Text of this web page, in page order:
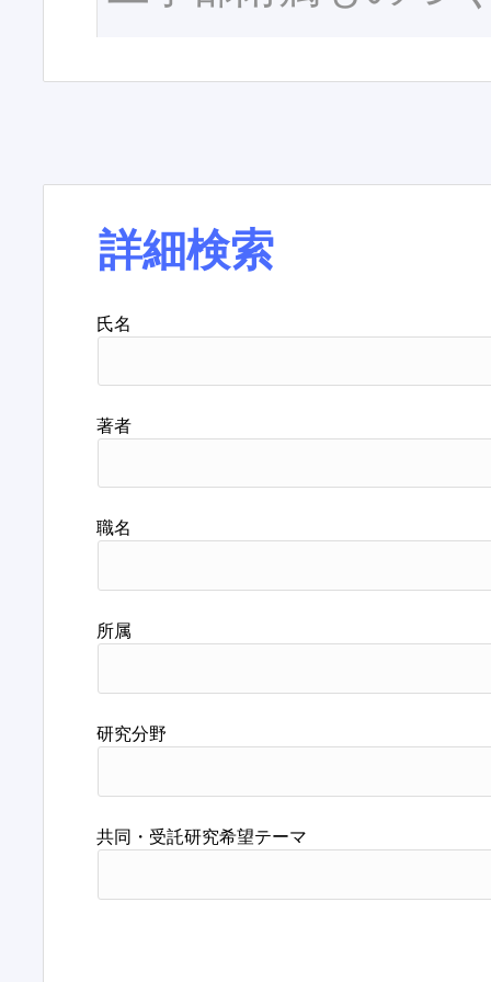
詳細検索
氏名
著者
職名
所属
研究分野
共同・受託研究希望テーマ